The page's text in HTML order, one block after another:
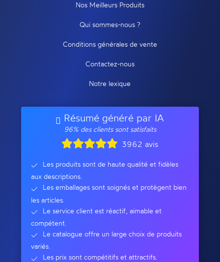
Nos Meilleurs Produits
Qui sommes-nous ?
Conditions générales de vente
Contactez-nous
Notre lexique
Résumé généré par IA
96% des clients sont satisfaits
3962 avis
Les produits sont de haute qualité et fidèles
aux descriptions.
Les emballages sont soignés et protègent bien
les articles.
Le service client est réactif, aimable et
compétent.
Le catalogue offre un large choix de produits
variés.
Les prix sont compétitifs et attractifs.